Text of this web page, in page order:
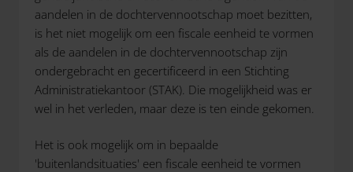
aandelen in de dochtervennootschap moet bezitten,
is het niet mogelijk om een fiscale eenheid te vormen
als de aandelen in de dochtervennootschap zijn
ondergebracht en gecertificeerd in een Stichting
Administratiekantoor (STAK). Die mogelijkheid was er
wel in het verleden, maar deze is ten einde gekomen.
Het is ook mogelijk om in bepaalde
'buitenlandsituaties' een fiscale eenheid te vormen